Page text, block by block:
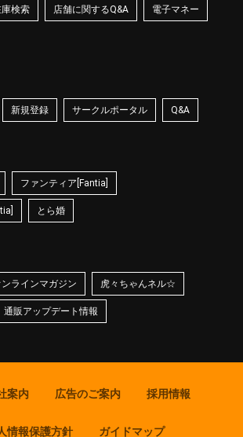
検索 店舗に関するQ&A 電子マネー
新規登録 サークルポータル Q&A
ファンティア[Fantia]
とら婚
ンラインマガジン 虎々ちゃんネル☆
通販アップデート情報
案内 広告のご案内 採用情報
情報保護方針 ガイドマップ